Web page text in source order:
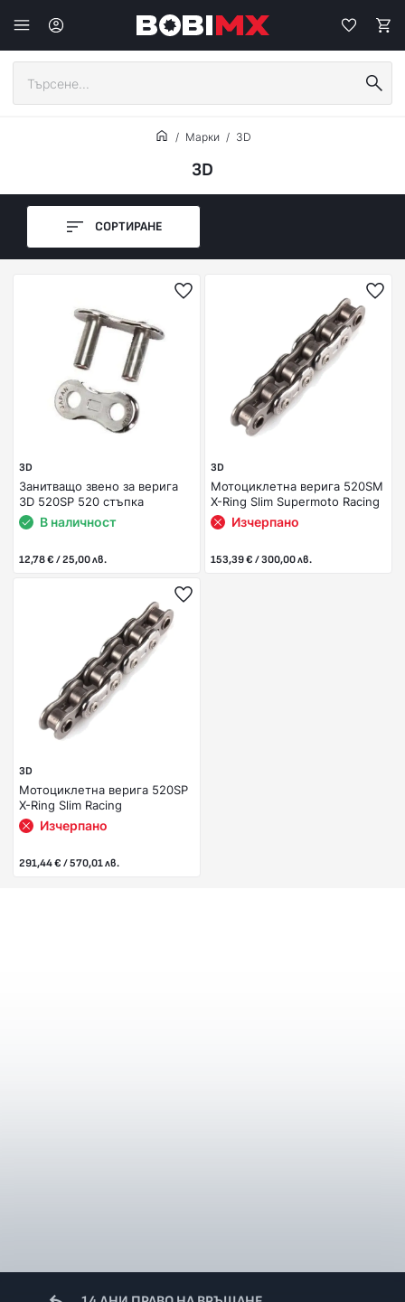
Марки 3D
3D
СОРТИРАНЕ
3D
Занитващо звено за верига
3D 520SP 520 стъпка
В наличност
12,78 € / 25,00 лв.
3D
Мотоциклетна верига 520SM
X-Ring Slim Supermoto Racing
Изчерпано
153,39 € / 300,00 лв.
3D
Мотоциклетна верига 520SP
X-Ring Slim Racing
Изчерпано
291,44 € / 570,01 лв.